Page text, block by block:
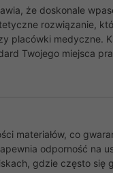
że doskonale
rozwiązanie,
placówki medyczne.
Twojego miejsca
materiałów, co
odporność na
gdzie często